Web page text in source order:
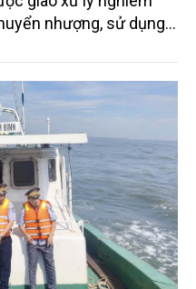
nhượng, sử dụng